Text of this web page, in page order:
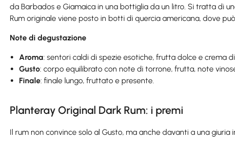
da Barbados e Giamaica in una bottiglia da un litro. Si tratta di
Rum originale viene posto in botti di quercia americana, dove
Note di degustazione
Aroma: sentori caldi di spezie esotiche, frutta dolce e crema
Gusto: corpo equilibrato con note di torrone, frutta, note
Finale: finale lungo, fruttato e presente.
Planteray Original Dark Rum: i premi
Il rum non convince solo al Gusto, ma anche davanti a una giuria